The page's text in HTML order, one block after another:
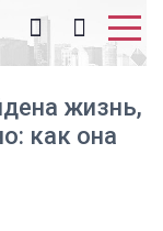
жизнь,
как она